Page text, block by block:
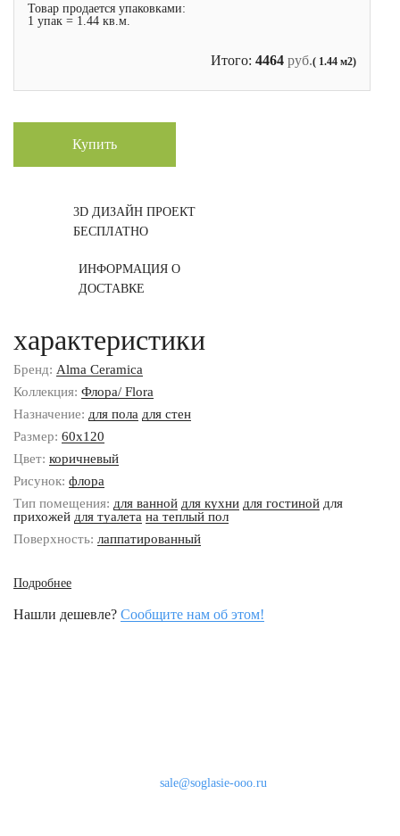
Товар продается упаковками:
1 упак = 1.44 кв.м.
Итого: 4464 руб.( 1.44 м2)
Купить
3D ДИЗАЙН ПРОЕКТ
БЕСПЛАТНО
ИНФОРМАЦИЯ О
ДОСТАВКЕ
характеристики
Бренд: Alma Ceramica
Коллекция: Флора/ Flora
Назначение: для пола для стен
Размер: 60x120
Цвет: коричневый
Рисунок: флора
Тип помещения: для ванной для кухни для гостиной для
прихожей для туалета на теплый пол
Поверхность: лаппатированный
Подробнее
Нашли дешевле? Сообщите нам об этом!
sale@soglasie-ooo.ru